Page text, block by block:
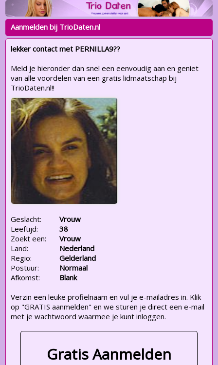
Aanmelden bij TrioDaten.nl
lekker contact met PERNILLA9??
Meld je hieronder dan snel een eenvoudig aan en geniet
van alle voordelen van een gratis lidmaatschap bij
TrioDaten.nl!!
Geslacht:
Vrouw
Leeftijd:
38
Zoekt een:
Vrouw
Land:
Nederland
Regio:
Gelderland
Postuur:
Normaal
Afkomst:
Blank
Verzin een leuke profielnaam en vul je e-mailadres in. Klik
op "GRATIS aanmelden" en we sturen je direct een e-mail
met je wachtwoord waarmee je kunt inloggen.
Gratis Aanmelden